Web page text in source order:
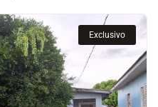
Exclusivo